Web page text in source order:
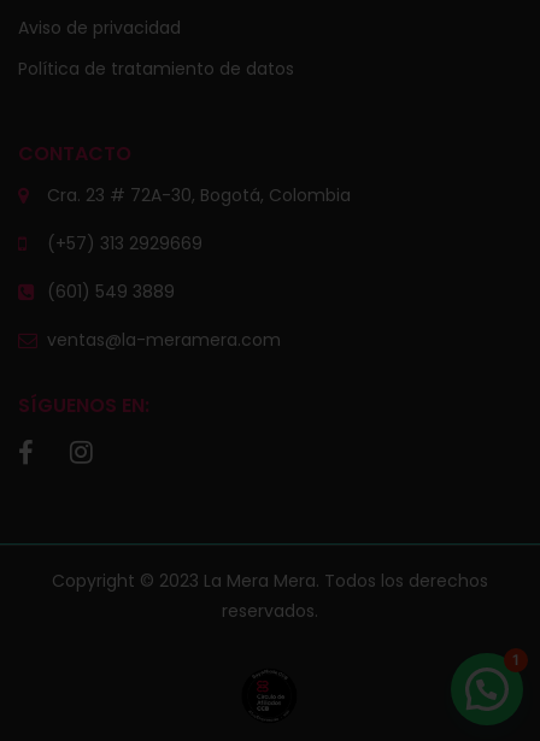
Aviso de privacidad
Política de tratamiento de datos
CONTACTO
Cra. 23 # 72A-30, Bogotá, Colombia
(+57) 313 2929669
(601) 549 3889
ventas@la-meramera.com
SÍGUENOS EN:
Copyright © 2023 La Mera Mera. Todos los derechos
reservados.
1